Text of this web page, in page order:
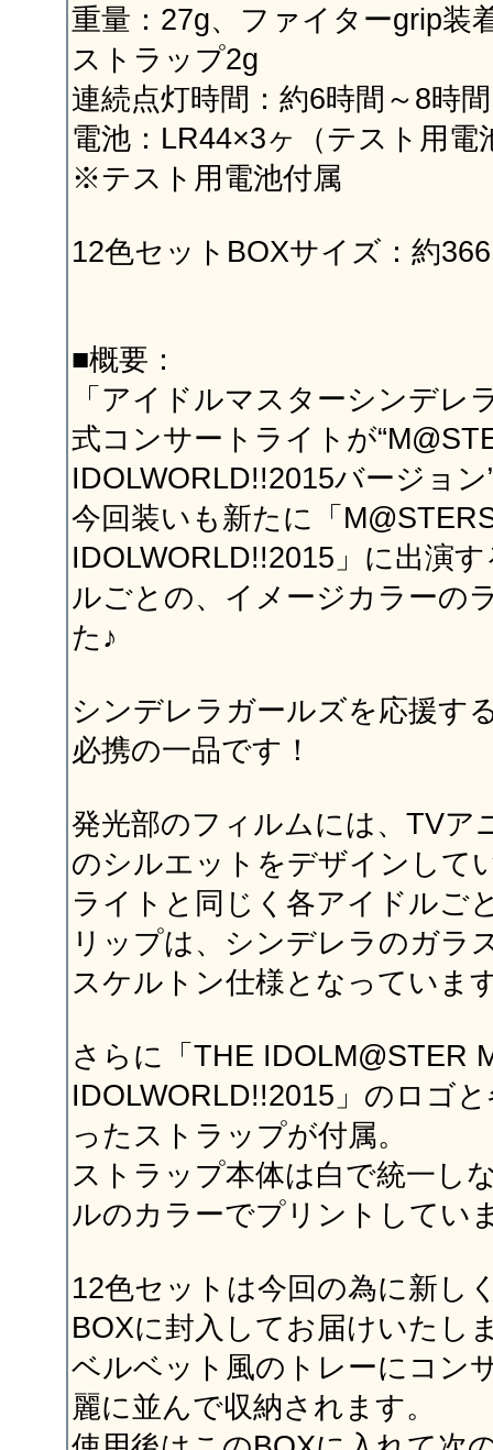
重量：27g、ファイターgrip装
ストラップ2g
連続点灯時間：約6時間～8時間
電池：LR44×3ヶ（テスト用電
※テスト用電池付属
12色セットBOXサイズ：約
■概要：
「アイドルマスターシンデレ
式コンサートライトが
IDOLWORLD!!2015バージョ
今回装いも新たに「
IDOLWORLD!!2015」に出演
ルごとの、イメージカラーの
た♪
シンデレラガールズを応援す
必携の一品です！
発光部のフィルムには、TVア
のシルエットをデザインして
ライトと同じく各アイドルご
リップは、シンデレラのガラ
スケルトン仕様となっていま
さらに「THE IDOLM@STER
IDOLWORLD!!2015」のロゴ
ったストラップが付属。
ストラップ本体は白で統一し
ルのカラーでプリントしてい
12色セットは今回の為に新し
BOXに封入してお届けいたし
ベルベット風のトレーにコン
麗に並んで収納されます。